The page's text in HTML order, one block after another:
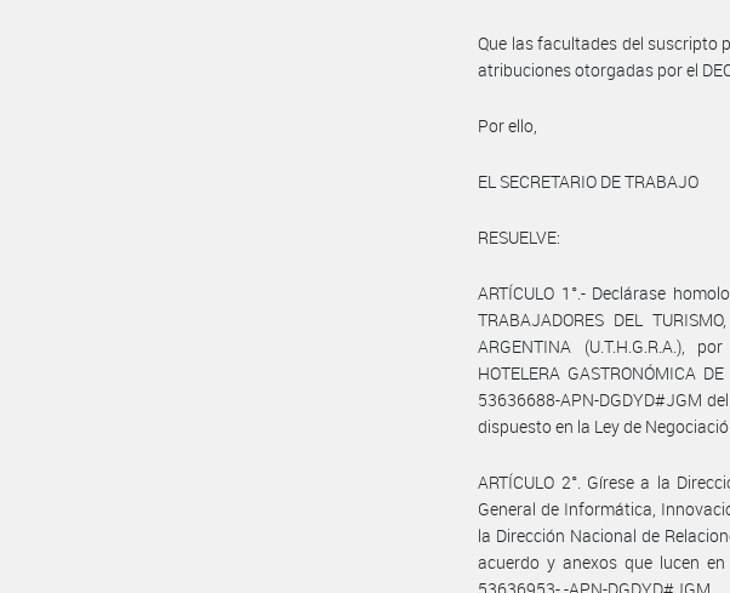
Que las facultades del suscripto
atribuciones otorgadas por el
Por ello,
EL SECRETARIO DE TRABAJO
RESUELVE:
ARTÍCULO 1°.- Declárase
TRABAJADORES DEL
ARGENTINA (U.T.H.G.R.A.),
HOTELERA GASTRONÓMICA
53636688-APN-DGDYD#JGM
dispuesto en la Ley de
ARTÍCULO 2°. Gírese a la
General de Informática,
la Dirección Nacional de
acuerdo y anexos que lucen en